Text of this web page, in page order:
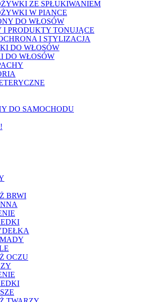
ZE SPŁUKIWANIEM
W PIANCE
DO WŁOSÓW
I PRODUKTY TONUJĄCE
I STYLIZACJA
DO WŁOSÓW
DO WŁOSÓW
DO SAMOCHODU
BRWI
OCZU